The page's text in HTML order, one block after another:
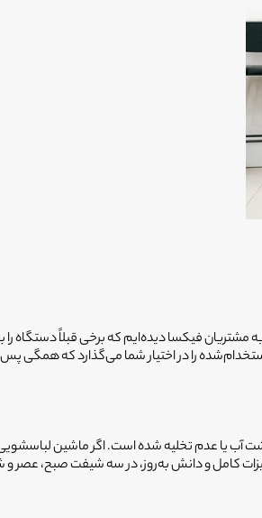
مشتریان فیکسا دیده‌ایم که برخی قبلاً
فیکسا با همکاری «انتخاب سرویس حامی»، شبکه ۳۰۰۰ تکنسین رسمی و
نشت آب یا عدم تخلیه شده است. اگر ماشین
کامل و دانش به‌روز، در سه شیفت صبح،